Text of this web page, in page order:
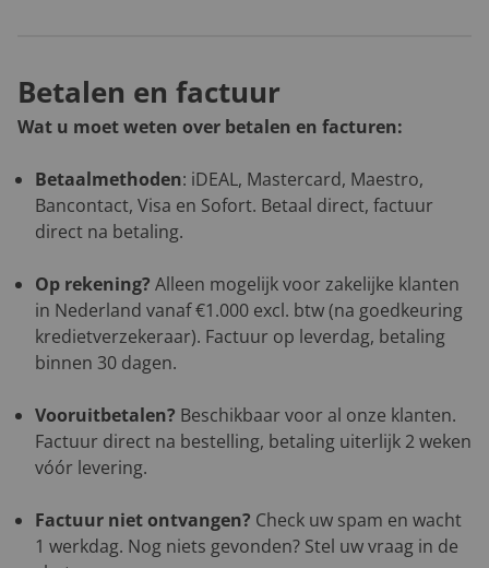
Betalen en factuur
Wat u moet weten over betalen en facturen:
Betaalmethoden: iDEAL, Mastercard, Maestro,
Bancontact, Visa en Sofort. Betaal direct, factuur
direct na betaling.
Op rekening? Alleen mogelijk voor zakelijke klanten
in Nederland vanaf €1.000 excl. btw (na goedkeuring
kredietverzekeraar). Factuur op leverdag, betaling
binnen 30 dagen.
Vooruitbetalen? Beschikbaar voor al onze klanten.
Factuur direct na bestelling, betaling uiterlijk 2 weken
vóór levering.
Factuur niet ontvangen? Check uw spam en wacht
1 werkdag. Nog niets gevonden? Stel uw vraag in de